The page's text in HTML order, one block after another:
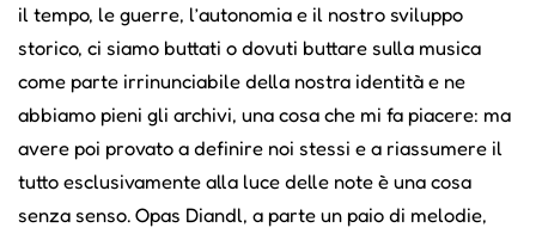
il tempo, le guerre, l’autonomia e il nostro sviluppo
storico, ci siamo buttati o dovuti buttare sulla musica
come parte irrinunciabile della nostra identità e ne
abbiamo pieni gli archivi, una cosa che mi fa piacere: ma
avere poi provato a definire noi stessi e a riassumere il
tutto esclusivamente alla luce delle note è una cosa
senza senso. Opas Diandl, a parte un paio di melodie,